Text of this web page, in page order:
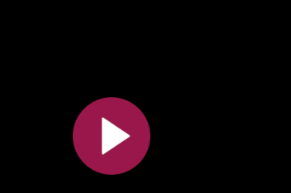
All the collections
All the institutions